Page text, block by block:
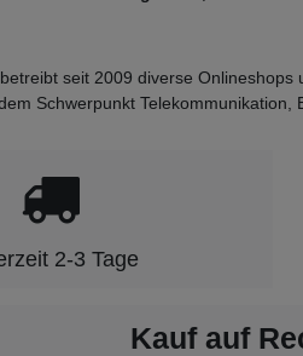
seit 2009 diverse
Schwerpunkt
2-3 Tage
Kauf auf